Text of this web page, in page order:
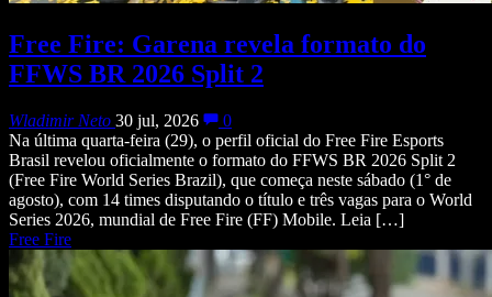
Free Fire: Garena revela formato do
FFWS BR 2026 Split 2
Wladimir Neto 30 jul, 2026
0
Na última quarta-feira (29), o perfil oficial do Free Fire Esports
Brasil revelou oficialmente o formato do FFWS BR 2026 Split 2
(Free Fire World Series Brazil), que começa neste sábado (1° de
agosto), com 14 times disputando o título e três vagas para o World
Series 2026, mundial de Free Fire (FF) Mobile. Leia […]
Free Fire